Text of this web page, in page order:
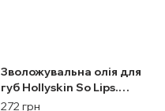
Зволожувальна олія для
губ Hollyskin So Lips.
Peptide Lip Oil 001. Lemon
272 грн